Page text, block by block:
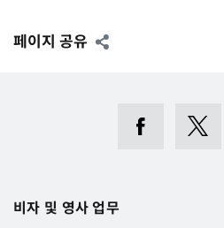
페이지 공유
비자 및 영사 업무